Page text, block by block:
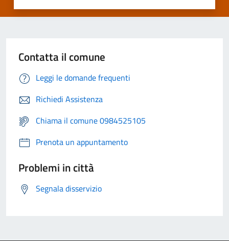
Contatta il comune
Leggi le domande frequenti
Richiedi Assistenza
Chiama il comune 0984525105
Prenota un appuntamento
Problemi in città
Segnala disservizio